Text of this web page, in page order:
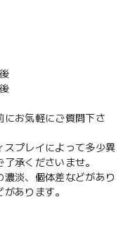
お気軽にご質問下さ
プレイによって多少異
承くださいませ。
淡、個体差などがあり
あります。